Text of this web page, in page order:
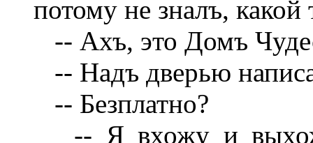
потому не зналъ,
-- Ахъ, это Домъ
-- Надъ дверью
-- Безплатно?
-- Я вхожу и